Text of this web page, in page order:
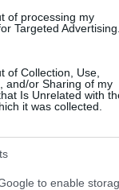
of processing my
Targeted Advertising.
of Collection, Use,
and/or Sharing of my
Is Unrelated with
it was collected.
to enable